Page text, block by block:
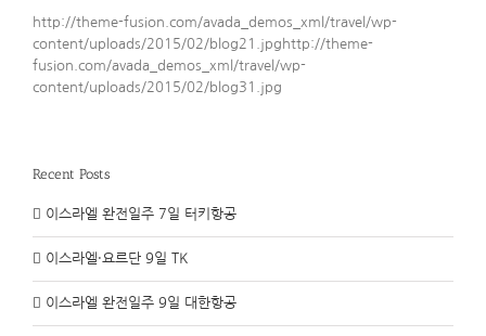
http://theme-fusion.com/avada_demos_xml/travel/wp-
content/uploads/2015/02/blog21.jpghttp://theme-
fusion.com/avada_demos_xml/travel/wp-
content/uploads/2015/02/blog31.jpg
Recent Posts
이스라엘 완전일주 7일 터키항공
이스라엘·요르단 9일 TK
이스라엘 완전일주 9일 대한항공